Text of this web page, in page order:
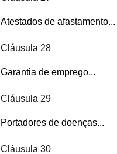
Atestados de afastamento...
Cláusula 28
Garantia de emprego...
Cláusula 29
Portadores de doenças...
Cláusula 30